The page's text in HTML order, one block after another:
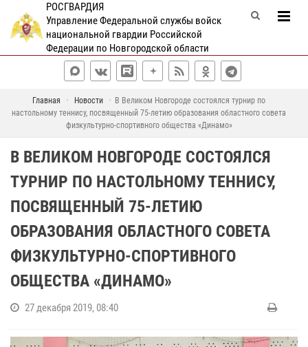
РОСГВАРДИЯ
Управление Федеральной службы войск
национальной гвардии Российской
Федерации по Новгородской области
Главная Новости
В Великом Новгороде состоялся турнир по
настольному теннису, посвященный 75-летию образования областного совета
физкультурно-спортивного общества «Динамо»
В ВЕЛИКОМ НОВГОРОДЕ СОСТОЯЛСЯ
ТУРНИР ПО НАСТОЛЬНОМУ ТЕННИСУ,
ПОСВЯЩЕННЫЙ 75-ЛЕТИЮ
ОБРАЗОВАНИЯ ОБЛАСТНОГО СОВЕТА
ФИЗКУЛЬТУРНО-СПОРТИВНОГО
ОБЩЕСТВА «ДИНАМО»
27 декабря 2019, 08:40